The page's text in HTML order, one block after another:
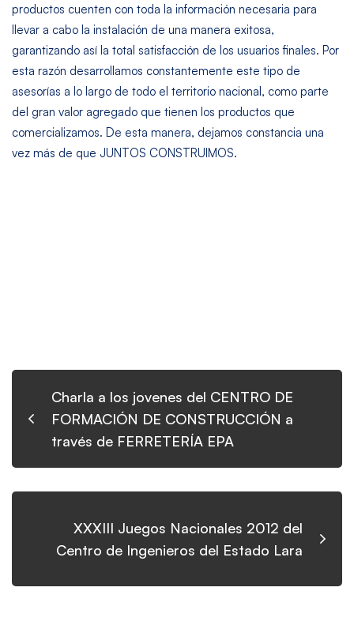
productos cuenten con toda la información necesaria para
llevar a cabo la instalación de una manera exitosa,
garantizando así la total satisfacción de los usuarios finales. Por
esta razón desarrollamos constantemente este tipo de
asesorías a lo largo de todo el territorio nacional, como parte
del gran valor agregado que tienen los productos que
comercializamos. De esta manera, dejamos constancia una
vez más de que JUNTOS CONSTRUIMOS.
Charla a los jovenes del CENTRO DE
FORMACIÓN DE CONSTRUCCIÓN a
través de FERRETERÍA EPA
XXXIII Juegos Nacionales 2012 del
Centro de Ingenieros del Estado Lara